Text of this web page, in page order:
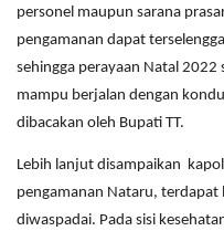
personel maupun sarana
pengamanan dapat
sehingga perayaan Natal
mampu berjalan dengan
dibacakan oleh Bupati TT.
Lebih lanjut disampaikan
pengamanan Nataru, terdapat
diwaspadai. Pada sisi